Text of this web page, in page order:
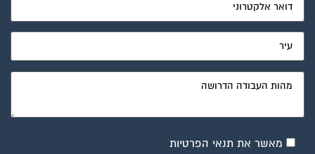
נוספות:
המשחק במטבח